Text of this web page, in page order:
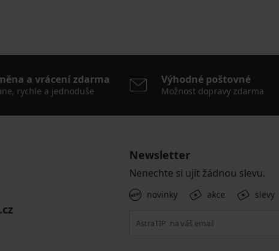
a vrácení zdarma
rychle a jednoduše
Výhodné poštovné
Možnost dopravy zdarma
Newsletter
Nenechte si ujít žádnou slevu.
novinky akce slevy